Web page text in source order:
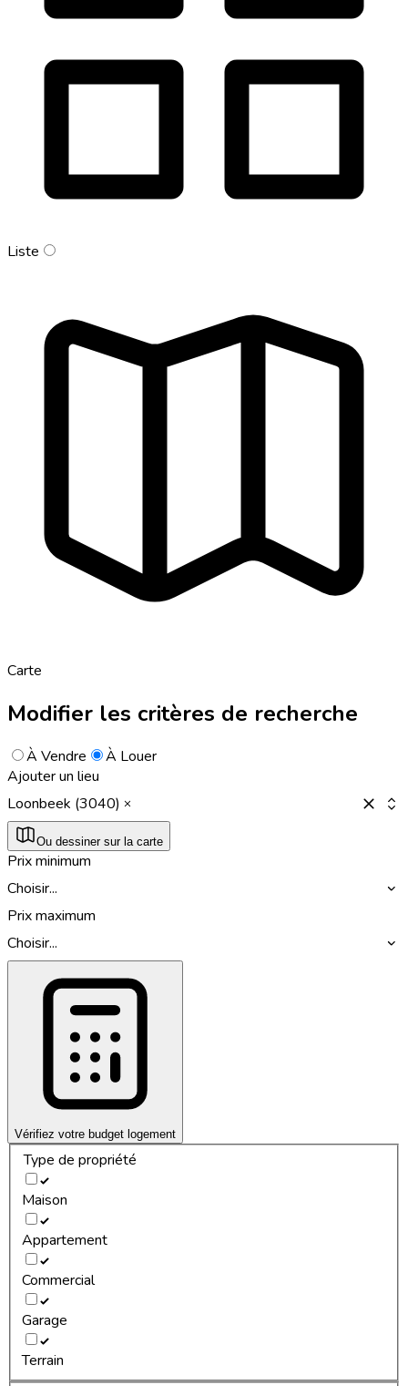
Liste
Carte
Modifier les critères de recherche
À Vendre
À Louer
Ajouter un lieu
Loonbeek (3040)
Ou dessiner sur la carte
Prix minimum
Choisir...
Prix maximum
Choisir...
Vérifiez votre budget logement
Type de propriété
Maison
Appartement
Commercial
Garage
Terrain